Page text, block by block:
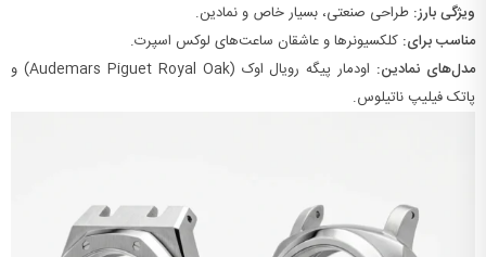
ویژگی بارز: طراحی صنعتی، بسیار خاص و نمادین.
مناسب برای: کلکسیونرها و عاشقان ساعت‌های لوکس اسپرت.
مدل‌های نمادین:
اودمار پیگه رویال اوک (Audemars Piguet Royal Oak) و
پاتک فیلیپ ناتیلوس.